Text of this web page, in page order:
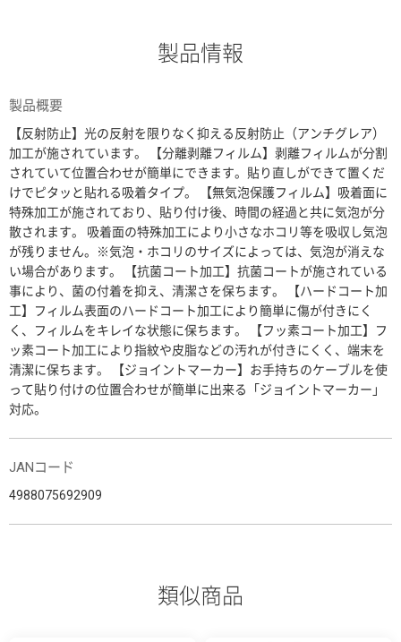
製品情報
製品概要
【反射防止】光の反射を限りなく抑える反射防止（アンチグレア）
加工が施されています。 【分離剥離フィルム】剥離フィルムが分割
されていて位置合わせが簡単にできます。貼り直しができて置くだ
けでピタッと貼れる吸着タイプ。 【無気泡保護フィルム】吸着面に
特殊加工が施されており、貼り付け後、時間の経過と共に気泡が分
散されます。 吸着面の特殊加工により小さなホコリ等を吸収し気泡
が残りません。※気泡・ホコリのサイズによっては、気泡が消えな
い場合があります。 【抗菌コート加工】抗菌コートが施されている
事により、菌の付着を抑え、清潔さを保ちます。 【ハードコート加
工】フィルム表面のハードコート加工により簡単に傷が付きにく
く、フィルムをキレイな状態に保ちます。 【フッ素コート加工】フ
ッ素コート加工により指紋や皮脂などの汚れが付きにくく、端末を
清潔に保ちます。 【ジョイントマーカー】お手持ちのケーブルを使
って貼り付けの位置合わせが簡単に出来る「ジョイントマーカー」
対応。
JANコード
4988075692909
類似商品